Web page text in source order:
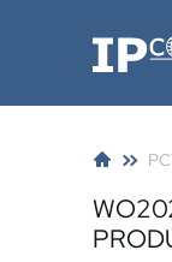
IP-Coster